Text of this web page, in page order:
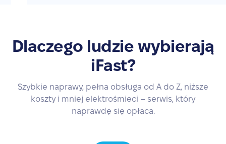
Dlaczego ludzie wybierają
iFast?
Szybkie naprawy, pełna obsługa od A do Z, niższe
koszty i mniej elektrośmieci – serwis, który
naprawdę się opłaca.